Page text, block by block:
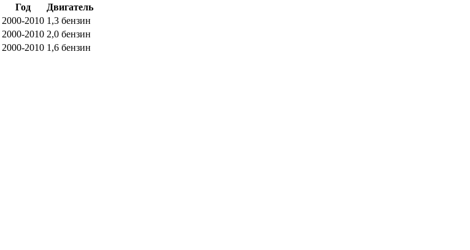
Год
Двигатель
2000-2010 1,3 бензин
2000-2010 2,0 бензин
2000-2010 1,6 бензин